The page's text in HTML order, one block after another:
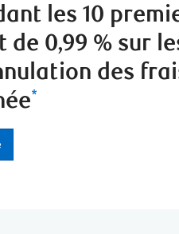
les 10
de 0,99 % sur
des
*